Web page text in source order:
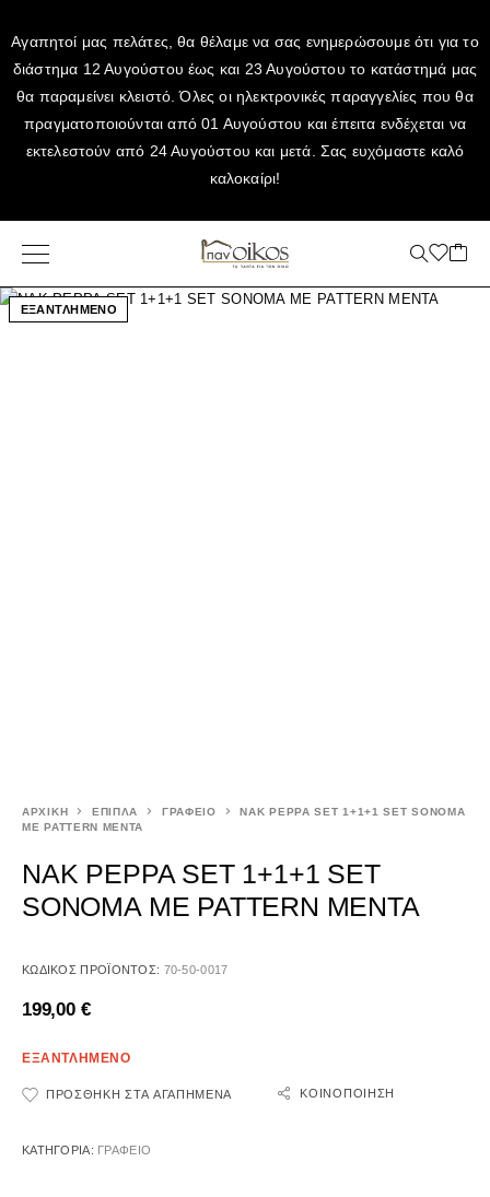
Αγαπητοί μας πελάτες, θα θέλαμε να σας ενημερώσουμε ότι για το
διάστημα 12 Αυγούστου έως και 23 Αυγούστου το κατάστημά μας
θα παραμείνει κλειστό. Όλες οι ηλεκτρονικές παραγγελίες που θα
πραγματοποιούνται από 01 Αυγούστου και έπειτα ενδέχεται να
εκτελεστούν από 24 Αυγούστου και μετά. Σας ευχόμαστε καλό
καλοκαίρι!
ΕΞΑΝΤΛΗΜΕΝΟ
ΑΡΧΙΚΉ ΕΠΙΠΛΑ ΓΡΑΦΕΙΟ
NAK PEPPA SET 1+1+1 SET SONOMA
ΜΕ PATTERN ΜΕΝΤΑ
NAK PEPPA SET 1+1+1 SET
SONOMA ΜΕ PATTERN ΜΕΝΤΑ
ΚΩΔΙΚΌΣ ΠΡΟΪΌΝΤΟΣ: 70-50-0017
199,00 €
ΕΞΑΝΤΛΗΜΕΝΟ
ΠΡΟΣΘΉΚΗ ΣΤΑ ΑΓΑΠΗΜΈΝΑ ΚΟΙΝΟΠΟΊΗΣΗ
ΚΑΤΗΓΟΡΊΑ: ΓΡΑΦΕΙΟ